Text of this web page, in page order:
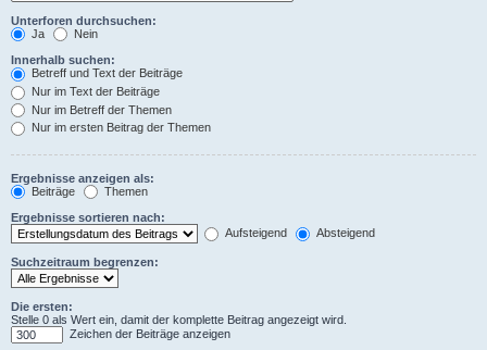
Unterforen durchsuchen:
Ja
Nein
Innerhalb suchen:
Betreff und Text der Beiträge
Nur im Text der Beiträge
Nur im Betreff der Themen
Nur im ersten Beitrag der Themen
Ergebnisse anzeigen als:
Beiträge
Themen
Ergebnisse sortieren nach:
Aufsteigend
Absteigend
Suchzeitraum begrenzen:
Die ersten:
Stelle 0 als Wert ein, damit der komplette Beitrag angezeigt wird.
Zeichen der Beiträge anzeigen